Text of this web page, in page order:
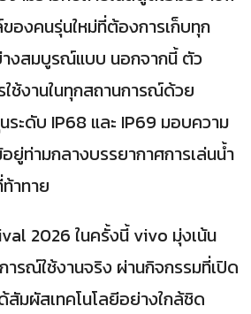
องคนรุ่นใหม่ที่ต้องการเก็บทุก
งสมบูรณ์แบบ นอกจากนี้ ตัว
ช้งานในทุกสถานการณ์ด้วย
ระดับ IP68 และ IP69 มอบความ
อยู่ท่ามกลางบรรยากาศการเล่นน้ำ
าทาย
2026 ในครั้งนี้ vivo มุ่งเน้น
รณ์ใช้งานจริง ผ่านกิจกรรมที่เปิด
สัมผัสเทคโนโลยีอย่างใกล้ชิด